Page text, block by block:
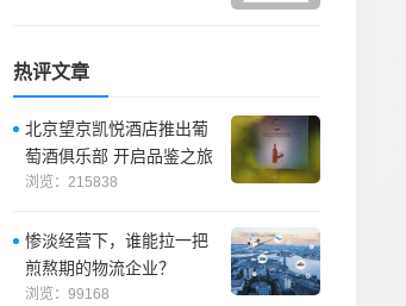
热评文章
北京望京凯悦酒店推出葡
萄酒俱乐部 开启品鉴之旅
浏览：215838
惨淡经营下，谁能拉一把
煎熬期的物流企业？
浏览：99168